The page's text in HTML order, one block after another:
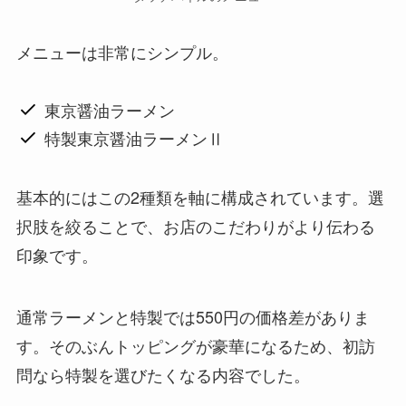
メニューは非常にシンプル。
東京醤油ラーメン
特製東京醤油ラーメンⅡ
基本的にはこの2種類を軸に構成されています。選
択肢を絞ることで、お店のこだわりがより伝わる
印象です。
通常ラーメンと特製では550円の価格差がありま
す。そのぶんトッピングが豪華になるため、初訪
問なら特製を選びたくなる内容でした。